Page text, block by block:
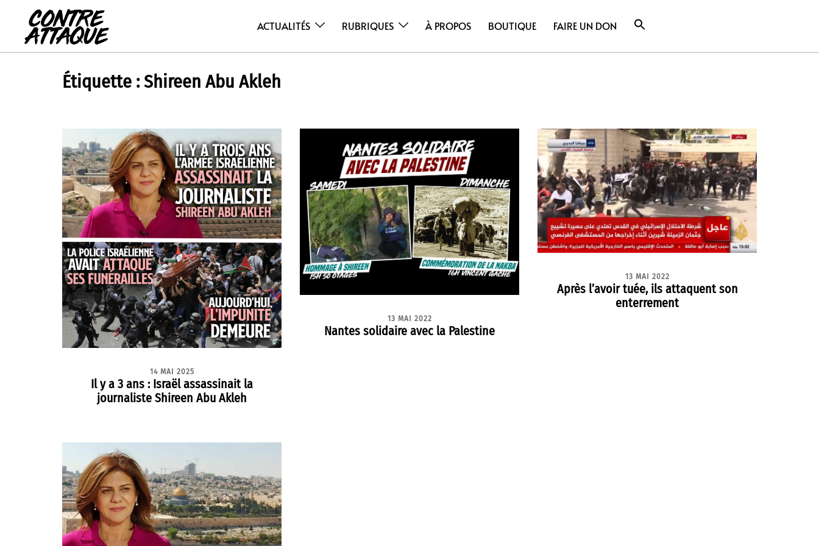
contenu
ACTUALITÉS RUBRIQUES À PROPOS BOUTIQUE FAIRE UN DON
Étiquette :Shireen Abu Akleh
14 MAI 2025
Il y a 3 ans : Israël assassinait la
journaliste Shireen Abu Akleh
13 MAI 2022
Nantes solidaire avec la Palestine
13 MAI 2022
Après l’avoir tuée, ils attaquent son
enterrement